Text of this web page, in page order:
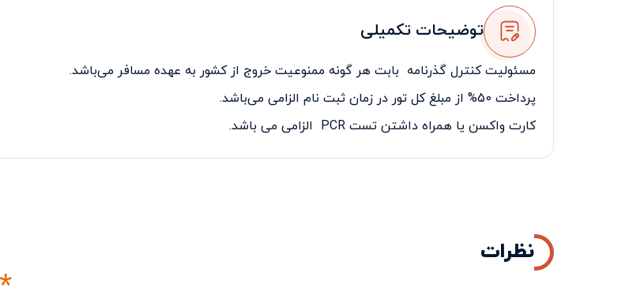
توضیحات تکمیلی
مسئولیت کنترل گذرنامه بابت هر گونه ممنوعیت خروج از کشور به عهده مسافر می‌باشد.
پرداخت 50% از مبلغ کل تور در زمان ثبت نام الزامی می‌باشد.
کارت واکسن یا همراه داشتن تست PCR الزامی می باشد.
نظرات